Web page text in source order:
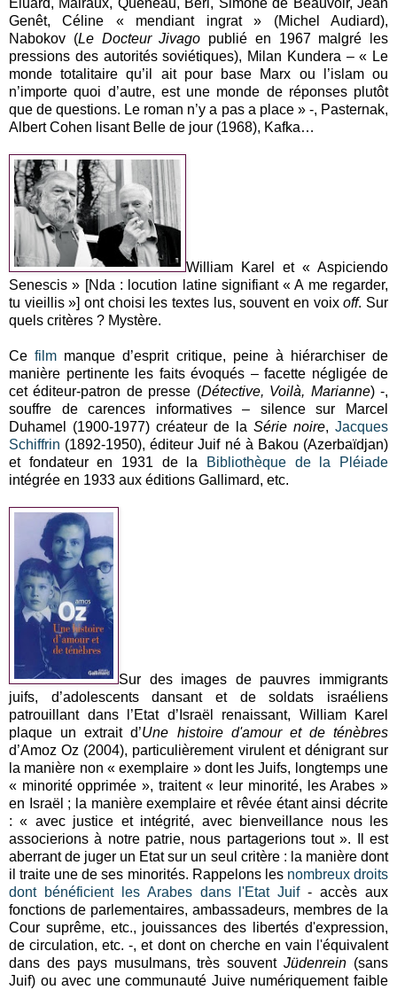
Genêt, Céline « mendiant ingrat » (Michel Audiard),
Nabokov (Le Docteur Jivago publié en 1967 malgré les
pressions des autorités soviétiques), Milan Kundera – « Le
monde totalitaire qu’il ait pour base Marx ou l’islam ou
n’importe quoi d’autre, est une monde de réponses plutôt
que de questions. Le roman n’y a pas a place » -, Pasternak,
Albert Cohen lisant Belle de jour (1968), Kafka…
William Karel et « Aspiciendo
Senescis » [Nda : locution latine signifiant « A me regarder,
tu vieillis »] ont choisi les textes lus, souvent en voixoff. Sur
quels critères ? Mystère.
Cefilm manque d’esprit critique, peine à hiérarchiser de
manière pertinente les faits évoqués – facette négligée de
cet éditeur-patron de presse (Détective, Voilà, Marianne) -,
souffre de carences informatives – silence sur Marcel
Duhamel (1900-1977) créateur de la Série noire, Jacques
Schiffrin (1892-1950), éditeur Juif né à Bakou (Azerbaïdjan)
et fondateur en 1931 de la
Bibliothèque de la Pléiade
intégrée en 1933 aux éditions Gallimard, etc.
Sur des images de pauvres immigrants
juifs, d’adolescents dansant et de soldats israéliens
patrouillant dans l’Etat d’Israël renaissant, William Karel
plaque un extrait d’Une histoire d'amour et de ténèbres
d’Amoz Oz (2004), particulièrement virulent et dénigrant sur
la manière non « exemplaire » dont les Juifs, longtemps une
« minorité opprimée », traitent « leur minorité, les Arabes »
en Israël ; la manière exemplaire et rêvée étant ainsi décrite
: « avec justice et intégrité, avec bienveillance nous les
associerions à notre patrie, nous partagerions tout ». Il est
aberrant de juger un Etat sur un seul critère : la manière dont
il traite une de ses minorités. Rappelons les nombreux droits
dont bénéficient les Arabes dans l'Etat Juif- accès aux
fonctions de parlementaires, ambassadeurs, membres de la
Cour suprême, etc., jouissances des libertés d'expression,
de circulation, etc. -, et dont on cherche en vain l'équivalent
dans des pays musulmans, très souventJüdenrein (sans
Juif) ou avec une communauté Juive numériquement faible